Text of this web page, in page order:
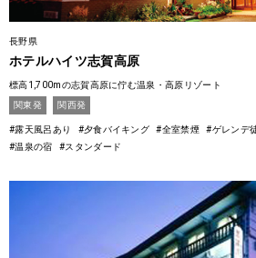
長野県
ホテルハイツ志賀高原
標高1,700mの志賀高原に佇む温泉・高原リゾート
関東発
関西発
#露天風呂あり #夕食バイキング #全室禁煙 #ゲレンデ
#温泉の宿
#スタンダード